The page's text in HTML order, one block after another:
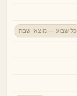
כל שבוע — מוצאי שבת